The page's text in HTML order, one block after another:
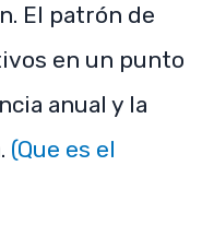
El patrón de
en un punto
anual y la
(Que es el